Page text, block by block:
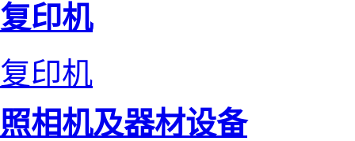
复印机
复印机
照相机及器材设备